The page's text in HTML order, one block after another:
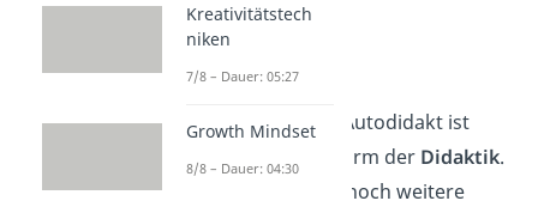
Didaktik
Das Lernen als Autodidakt ist
aber nur eine Form der Didaktik.
findest du noch weitere
Kreativitätstech
niken
7/8 – Dauer: 05:27
Growth Mindset
8/8 – Dauer: 04:30